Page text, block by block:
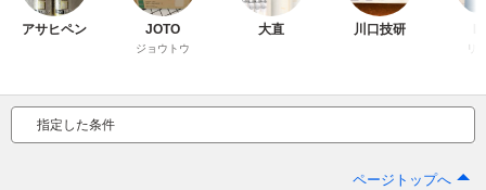
アサヒペン JOTO
ジョウトウ
大直 川口技研
リ
指定した条件
ページトップへ